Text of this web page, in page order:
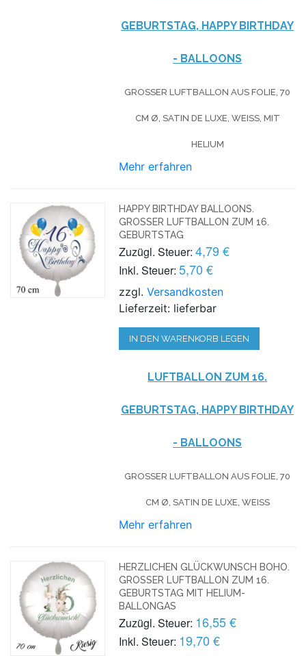
GEBURTSTAG, HAPPY BIRTHDAY
- BALLOONS
GROSSER LUFTBALLON AUS FOLIE, 70 C
M Ø, SATIN DE LUXE, WEISS, MIT HE
LIUM
Mehr erfahren
HAPPY BIRTHDAY BALLOONS.
GROSSER LUFTBALLON ZUM 16. G
EBURTSTAG
Zuzügl. Steuer: 4,79 €
Inkl. Steuer: 5,70 €
zzgl.Versandkosten
Lieferzeit: lieferbar
IN DEN WARENKORB LEGEN
LUFTBALLON ZUM 16.
GEBURTSTAG, HAPPY BIRTHDAY
- BALLOONS
GROSSER LUFTBALLON AUS FOLIE, 70 C
M Ø, SATIN DE LUXE, WEISS
Mehr erfahren
HERZLICHEN GLÜCKWUNSCH BOHO.
GROSSER LUFTBALLON ZUM 16. G
EBURTSTAG MIT HELIUM-B
ALLONGAS
Zuzügl. Steuer: 16,55 €
Inkl. Steuer: 19,70 €